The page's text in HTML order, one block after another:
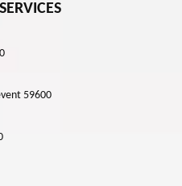
59600